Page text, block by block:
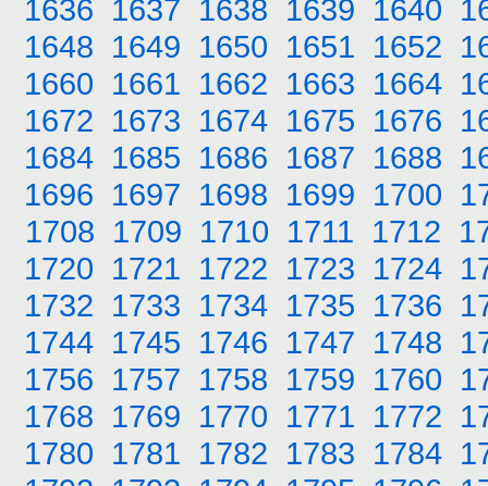
1636 1637 1638 1639 1640
1648 1649 1650 1651 1652
1660 1661 1662 1663 1664
1672 1673 1674 1675 1676
1684 1685 1686 1687 1688
1696 1697 1698 1699 1700
1708 1709 1710 1711 1712
1720 1721 1722 1723 1724
1732 1733 1734 1735 1736
1744 1745 1746 1747 1748
1756 1757 1758 1759 1760
1768 1769 1770 1771 1772
1780 1781 1782 1783 1784